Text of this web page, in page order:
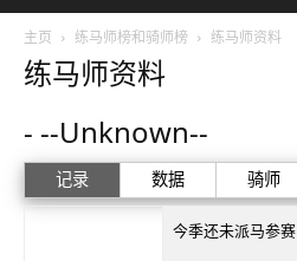
主页 练马师榜和骑师榜 练马师资料
练马师资料
- --Unknown--
记录 数据 骑师
今季还未派马参赛